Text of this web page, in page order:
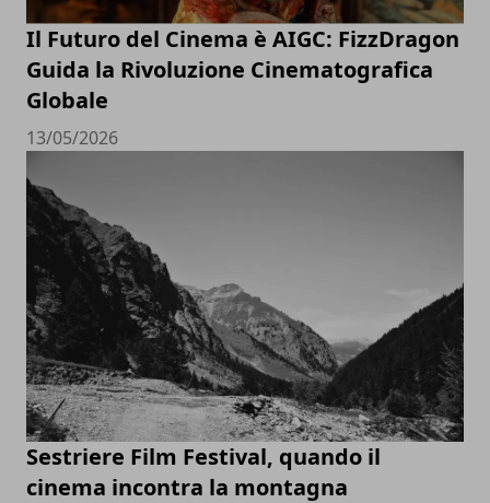
Il Futuro del Cinema è AIGC: FizzDragon
Guida la Rivoluzione Cinematografica
Globale
13/05/2026
Sestriere Film Festival, quando il
cinema incontra la montagna